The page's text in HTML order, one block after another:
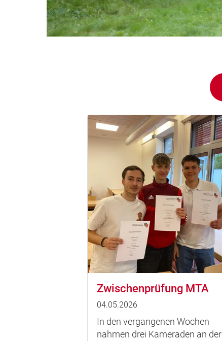
Zwischenprüfung MTA
04.05.2026
In den vergangenen Wochen
nahmen drei Kameraden an der